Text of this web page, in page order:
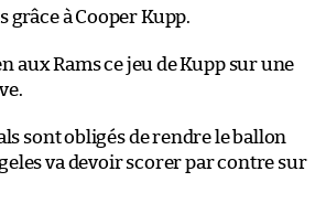
grâce à Cooper Kupp.
aux Rams ce jeu de Kupp sur une
sont obligés de rendre le ballon
va devoir scorer par contre sur